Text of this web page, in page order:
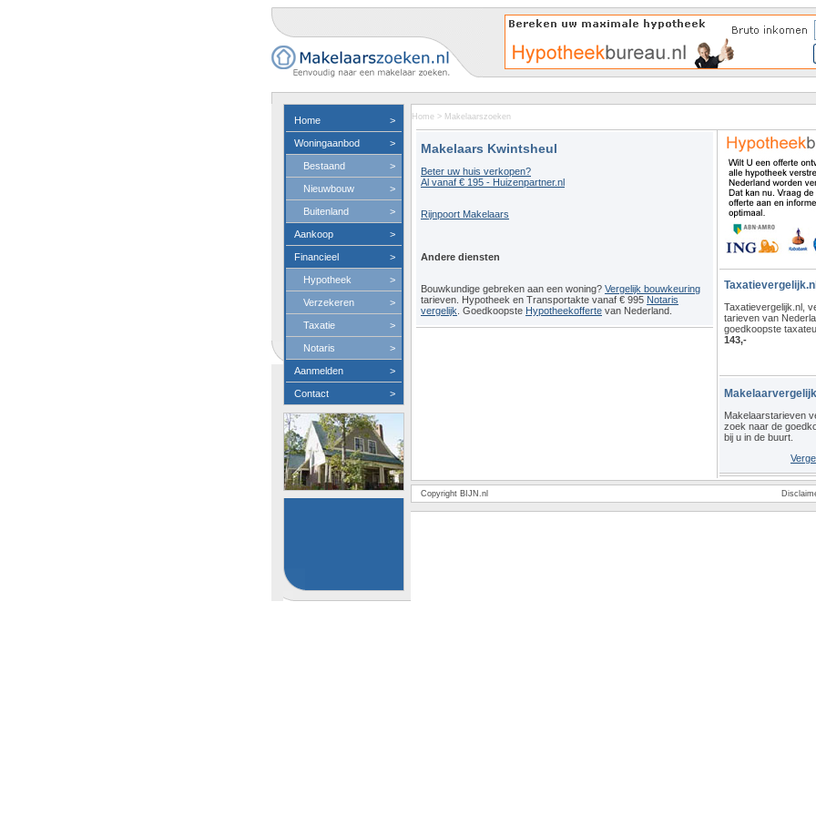
Home >
Woningaanbod >
Bestaand >
Nieuwbouw >
Buitenland >
Aankoop >
Financieel >
Hypotheek >
Verzekeren >
Taxatie >
Notaris >
Aanmelden >
Contact >
Home > Makelaarszoeken
Makelaars Kwintsheul
Beter uw huis verkopen?
Al vanaf € 195 - Huizenpartner.nl
Rijnpoort Makelaars
Andere diensten
Bouwkundige gebreken aan een woning? Vergelijk bouwkeuring
tarieven. Hypotheek en Transportakte vanaf € 995 Notaris
vergelijk . Goedkoopste Hypotheekofferte van Nederland.
Taxatievergelijk.nl,
tarieven van
goedkoopste
143,-
Makelaarstarieven
zoek naar de
bij u in de buurt.
Copyright BIJN.nl